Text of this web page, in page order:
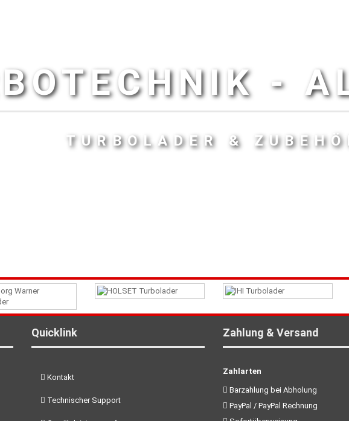
-
TURBOLADER &
Quicklink
Kontakt
Technischer Support
Zahlung & Versand
Zahlarten
Barzahlung bei Abholung
PayPal / PayPal Rechnung